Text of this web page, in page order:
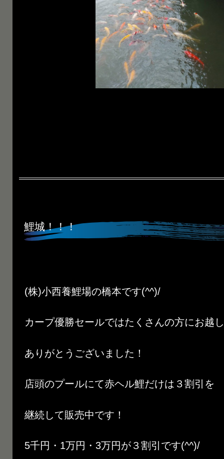
鯉城！！！
(株)小西養鯉場の橋本です(^^)/
カープ優勝セールではたくさんの方にお越
ありがとうございました！
店頭のプールにて赤ヘル鯉だけは３割引を
継続して販売中です！
5千円・1万円・3万円が３割引です(^^)/